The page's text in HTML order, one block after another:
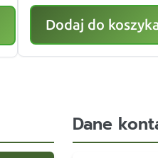
Dodaj do
Dane